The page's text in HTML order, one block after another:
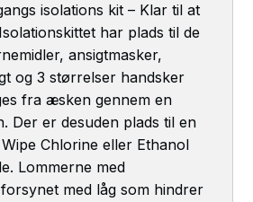
isolations kit – Klar til at
har plads til de
ansigtmasker,
og 3 størrelser handsker
fra æsken gennem en
Der er desuden plads til en
Chlorine eller Ethanol
Lommerne med
med låg som hindrer